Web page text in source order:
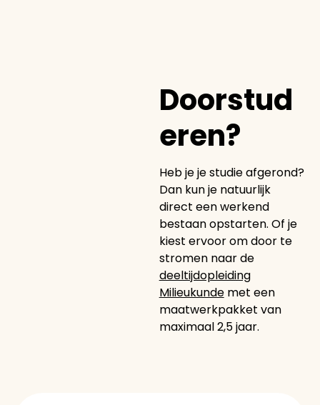
Doorstud
eren?
Heb je je studie afgerond?
Dan kun je natuurlijk
direct een werkend
bestaan opstarten. Of je
kiest ervoor om door te
stromen naar de
deeltijdopleiding
Milieukundemet een
maatwerkpakket van
maximaal 2,5 jaar.